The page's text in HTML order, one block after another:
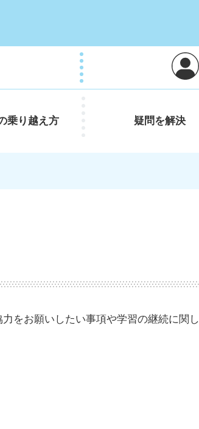
乗り越え方 疑問を解決
をお願いしたい事項や学習の継続に関し